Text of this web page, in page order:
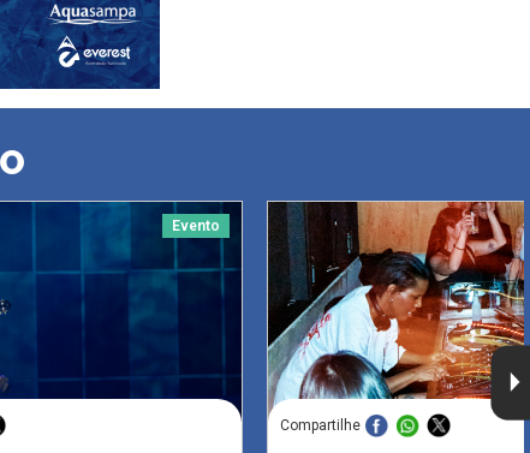
Evento
Compartilhe